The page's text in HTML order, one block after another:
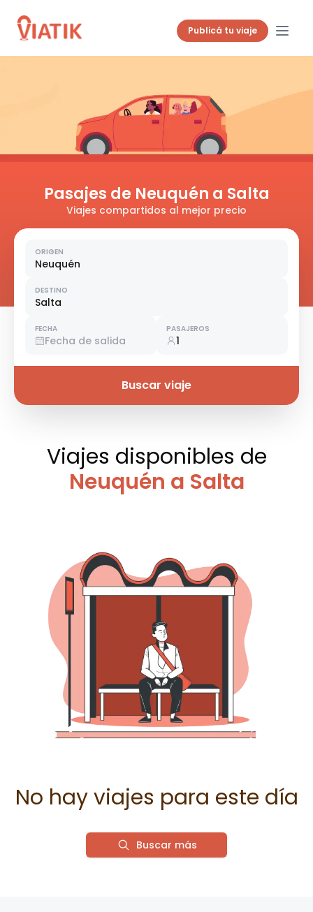
Publicá tu viaje
Pasajes de Neuquén a Salta
Viajes compartidos al mejor precio
ORIGEN
Neuquén
DESTINO
Salta
FECHA
Fecha de salida
PASAJEROS
1
Buscar viaje
Viajes disponibles de
Neuquén a Salta
No hay viajes para este día
Buscar más